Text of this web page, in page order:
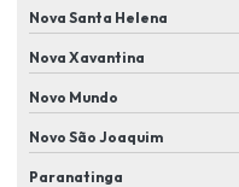
Instalação de sistema de
Instalação de sistema de
Instalação de sistema de
Nova Santa Helena
Nova Xavantina
Novo Mundo
Novo São Joaquim
Paranatinga